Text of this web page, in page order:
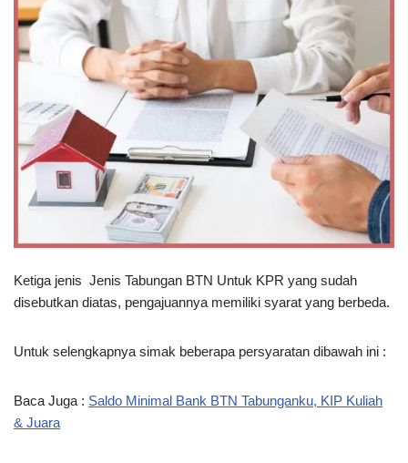
Ketiga jenis Jenis Tabungan BTN Untuk KPR yang sudah
disebutkan diatas, pengajuannya memiliki syarat yang berbeda.
Untuk selengkapnya simak beberapa persyaratan dibawah ini :
Baca Juga : Saldo Minimal Bank BTN Tabunganku, KIP Kuliah
& Juara